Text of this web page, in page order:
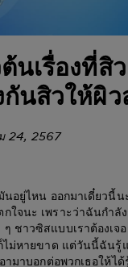
นเรื่องที่สิ
นสิวให้ผิว
24, 2567
อยู่ไหน ออกมาเดี๋ยวนี้น
ใจนะ เพราะว่าฉันกำลั
ชาวซิสแบบเราต้องเจ
ไม่หายขาด แต่วันนี้ฉันรู้
อามาบอกต่อพวกเธอให้ไ